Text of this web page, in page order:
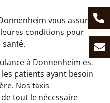
vous assure
conditions pour
à Donnenheim est
patients ayant besoin
Nos taxis
tout le nécessaire